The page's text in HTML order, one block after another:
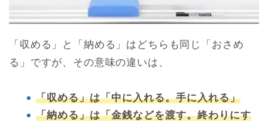
「収める」と「納める」はどちらも同じ「おさめ
る」ですが、その意味の違いは、
「収める」は「中に入れる。手に入れる」
「納める」は「金銭などを渡す。終わりにす